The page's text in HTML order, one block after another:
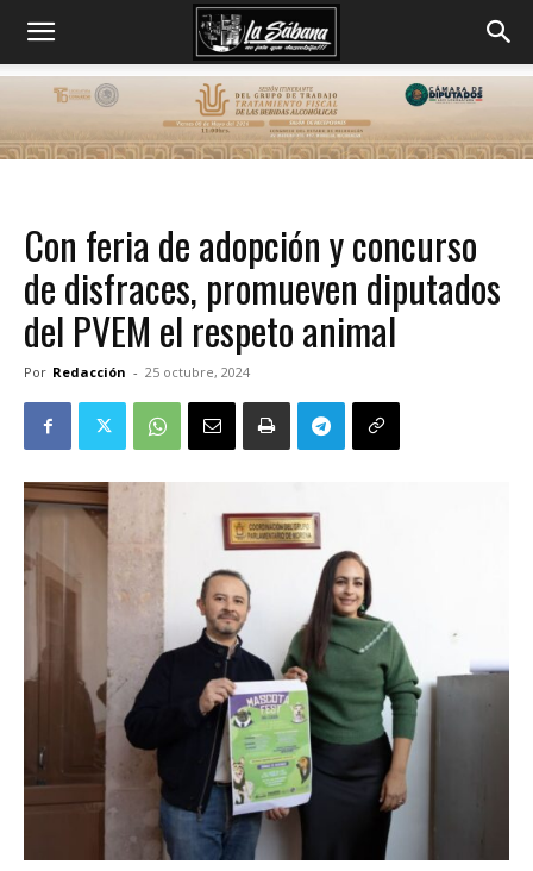
Con feria de adopción y concurso
de disfraces, promueven diputados
del PVEM el respeto animal
Por Redacción - 25 octubre, 2024